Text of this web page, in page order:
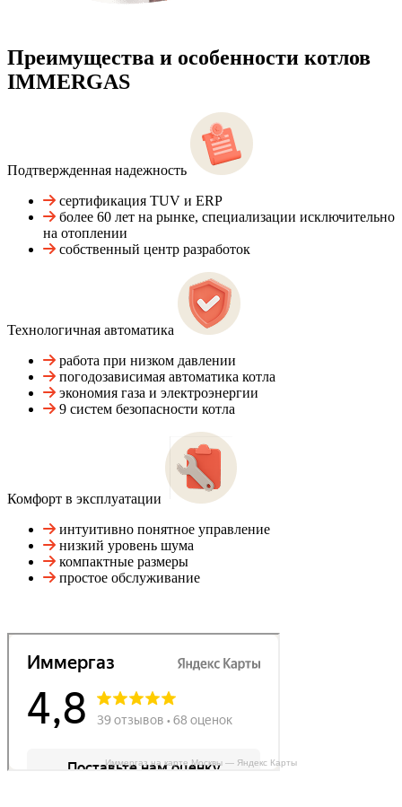
Преимущества и особенности котлов
IMMERGAS
Подтвержденная надежность
сертификация TUV и ERP
более 60 лет на рынке, специализации исключительно
на отоплении
собственный центр разработок
Технологичная автоматика
работа при низком давлении
погодозависимая автоматика котла
экономия газа и электроэнергии
9 систем безопасности котла
Комфорт в эксплуатации
интуитивно понятное управление
низкий уровень шума
компактные размеры
простое обслуживание
Иммергаз на карте Москвы — Яндекс Карты